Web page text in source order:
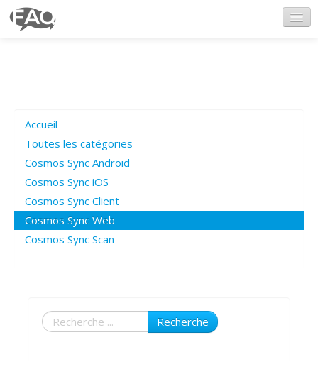
Poser une question
Questions ouvertes
Connexion
Accueil
Toutes les catégories
Cosmos Sync Android
Cosmos Sync iOS
Cosmos Sync Client
Cosmos Sync Web
Cosmos Sync Scan
Recherche